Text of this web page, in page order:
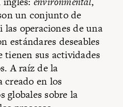
un conjunto de
las operaciones de una
estándares deseables
tienen sus actividades
A raíz de la
creado en los
globales sobre la